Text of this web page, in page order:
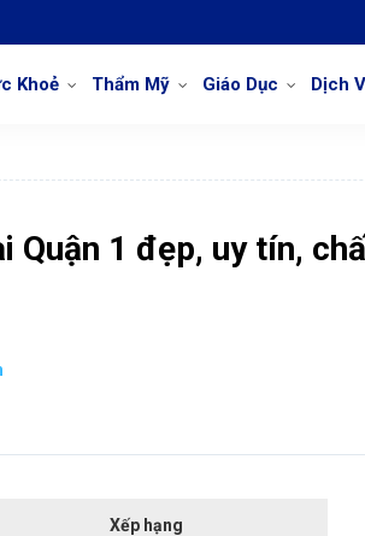
Khoẻ Thẩm Mỹ Giáo Dục Dịch
Quận 1 đẹp, uy tín,
Xếp hạng